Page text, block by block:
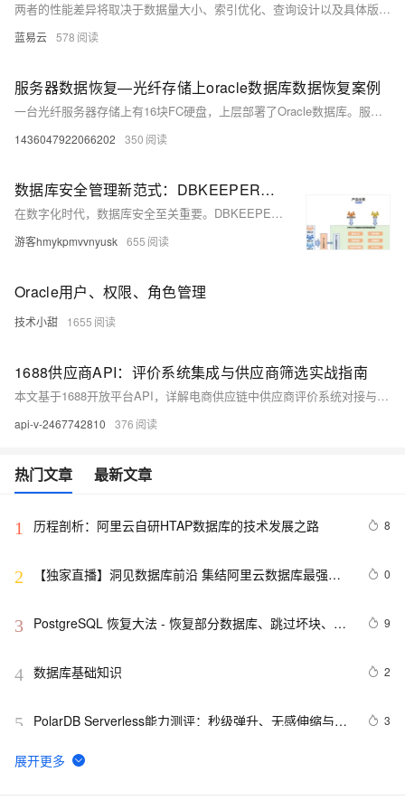
两者的性能差异将取决于数据量大小、索引优化、查询设计以及具体版本的数据库服务器。考虑硬件资源、数据库设计和具体需求对于实现优化的分页查询至关重要。开发者和数据库管理员需要根据自身使用的具体数据库系统版本和环境，选择最合适的分页机制，并进行必要的性能调优来满足应用需求。
蓝易云 578
服务器数据恢复—光纤存储上oracle数据库数据恢复案例
一台光纤服务器存储上有16块FC硬盘，上层部署了Oracle数据库。服务器存储前面板2个硬盘指示灯显示异常，存储映射到linux操作系统上的卷挂载不上，业务中断。 通过storage manager查看存储状态，发现逻辑卷状态失败。再查看物理磁盘状态，发现其中一块盘报告“警告”，硬盘指示灯显示异常的2块盘报告“失败”。 将当前存储的完整日志状态备份下来，解析备份出来的存储日志并获得了关于逻辑卷结构的部分信息。
1436047922066202 350
数据库安全管理新范式：DBKEEPER一体化数据库权限管控堡垒机解决方案
在数字化时代，数据库安全至关重要。DBKEEPER提供一站式数据库安全访问与权限管控解决方案，支持多种数据库，具备精细化权限管理、数据脱敏、高危操作拦截、全面审计等功能，助力企业实现智能、安全的数据治理，满足金融、医疗、互联网等行业合规需求。选择DBKEEPER，让数据库安全管理更高效！
游客hmykpmvvnyusk 655
Oracle用户、权限、角色管理
技术小甜 1655
1688供应商API：评价系统集成与供应商筛选实战指南
本文基于1688开放平台API，详解电商供应链中供应商评价系统对接与智能筛选的技术实现，涵盖评价数据获取、动态评分算法、风控因子集成及缓存优化，提供可落地的代码方案，助力企业提升采购效率、降低纠纷率，实现供应链数字化升级。
api-v-2467742810 376
热门文章 最新文章
1 历程剖析：阿里云自研HTAP数据库的技术发展之路 8
2
【独家直播】洞见数据库前沿 集结阿里云数据库最强阵
0
3
PostgreSQL 恢复大法 - 恢复部分数据库、跳过坏块、修
9
4 数据库基础知识 2
5
PolarDB Serverless能力测评：秒级弹升、无感伸缩与强
3
6 深入理解数据库中的交叉连接与自然连接